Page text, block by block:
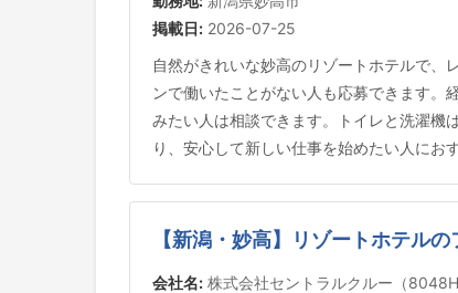
掲載日: 2026-07-25
自然がきれいな妙高のリゾートホテルで、
ンで働いたことがない人も応募できます
みたい人は相談できます。トイレと洗濯機
り、安心して新しい仕事を始めたい人にお
【新潟・妙高】リゾートホテル
会社名: 株式会社セントラルクルー（